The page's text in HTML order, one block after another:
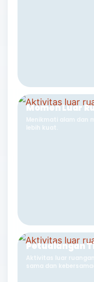
Momen Luar
Menikmati alam dan
lebih kuat.
Petualangan
Aktivitas luar
sama dan